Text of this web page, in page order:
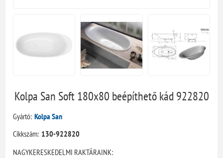
Kolpa San Soft 180x80 beépíthető kád 922820
Gyártó: Kolpa San
Cikkszám: 130-922820
NAGYKERESKEDELMI RAKTÁRAINK: